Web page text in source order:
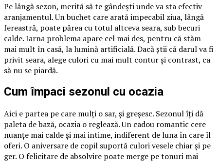
Pe lângă sezon, merită să te gândești unde va sta efectiv
aranjamentul. Un buchet care arată impecabil ziua, lângă
fereastră, poate părea cu totul altceva seara, sub becuri
calde. Iarna problema apare cel mai des, pentru că stăm
mai mult în casă, la lumină artificială. Dacă știi că darul va fi
privit seara, alege culori cu mai mult contur și contrast, ca
să nu se piardă.
Cum împaci sezonul cu ocazia
Aici e partea pe care mulți o sar, și greșesc. Sezonul îți dă
paleta de bază, ocazia o reglează. Un cadou romantic cere
nuanțe mai calde și mai intime, indiferent de luna în care îl
oferi. O aniversare de copil suportă culori vesele chiar și pe
ger. O felicitare de absolvire poate merge pe tonuri mai